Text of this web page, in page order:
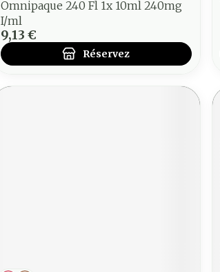
Omnipaque 240 Fl 1x 10ml 240mg
I/ml
9,13 €
Réservez